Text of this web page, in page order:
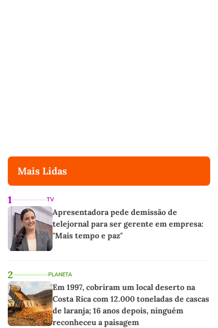
Mais Lidas
1 TV
Apresentadora pede demissão de
telejornal para ser gerente em empresa:
"Mais tempo e paz"
2 PLANETA
Em 1997, cobriram um local deserto na
Costa Rica com 12.000 toneladas de cascas
de laranja; 16 anos depois, ninguém
reconheceu a paisagem